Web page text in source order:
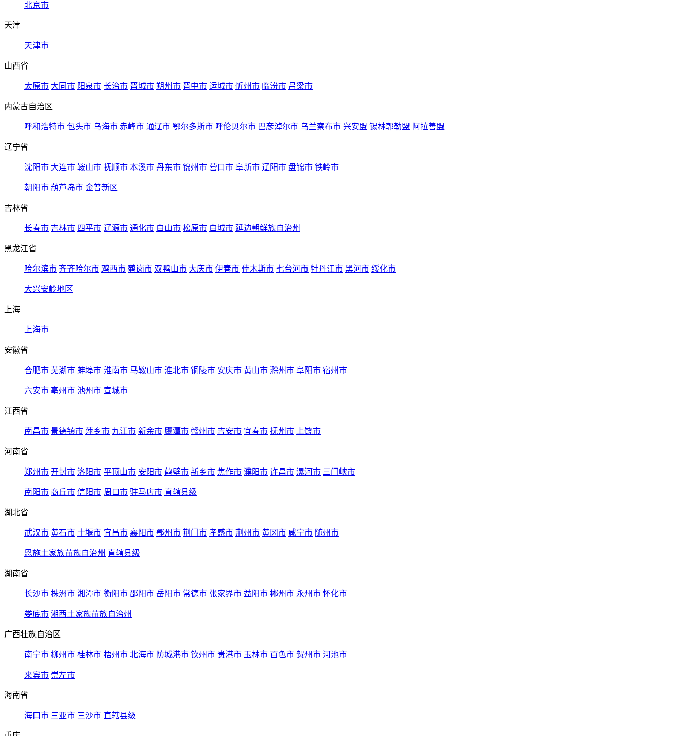
北京市
天津
天津市
山西省
太原市 大同市 阳泉市 长治市 晋城市 朔州市 晋中市 运城市 忻州市 临汾市 吕梁市
内蒙古自治区
呼和浩特市 包头市 乌海市 赤峰市 通辽市 鄂尔多斯市 呼伦贝尔市 巴彦淖尔市 乌兰察布市 兴安盟 锡林郭勒盟 阿拉善盟
辽宁省
沈阳市 大连市 鞍山市 抚顺市 本溪市 丹东市 锦州市 营口市 阜新市 辽阳市 盘锦市 铁岭市
朝阳市 葫芦岛市 金普新区
吉林省
长春市 吉林市 四平市 辽源市 通化市 白山市 松原市 白城市 延边朝鲜族自治州
黑龙江省
哈尔滨市 齐齐哈尔市 鸡西市 鹤岗市 双鸭山市 大庆市 伊春市 佳木斯市 七台河市 牡丹江市 黑河市 绥化市
大兴安岭地区
上海
上海市
安徽省
合肥市 芜湖市 蚌埠市 淮南市 马鞍山市 淮北市 铜陵市 安庆市 黄山市 滁州市 阜阳市 宿州市
六安市 亳州市 池州市 宣城市
江西省
南昌市 景德镇市 萍乡市 九江市 新余市 鹰潭市 赣州市 吉安市 宜春市 抚州市 上饶市
河南省
郑州市 开封市 洛阳市 平顶山市 安阳市 鹤壁市 新乡市 焦作市 濮阳市 许昌市 漯河市 三门峡市
南阳市 商丘市 信阳市 周口市 驻马店市 直辖县级
湖北省
武汉市 黄石市 十堰市 宜昌市 襄阳市 鄂州市 荆门市 孝感市 荆州市 黄冈市 咸宁市 随州市
恩施土家族苗族自治州 直辖县级
湖南省
长沙市 株洲市 湘潭市 衡阳市 邵阳市 岳阳市 常德市 张家界市 益阳市 郴州市 永州市 怀化市
娄底市 湘西土家族苗族自治州
广西壮族自治区
南宁市 柳州市 桂林市 梧州市 北海市 防城港市 钦州市 贵港市 玉林市 百色市 贺州市 河池市
来宾市 崇左市
海南省
海口市 三亚市 三沙市 直辖县级